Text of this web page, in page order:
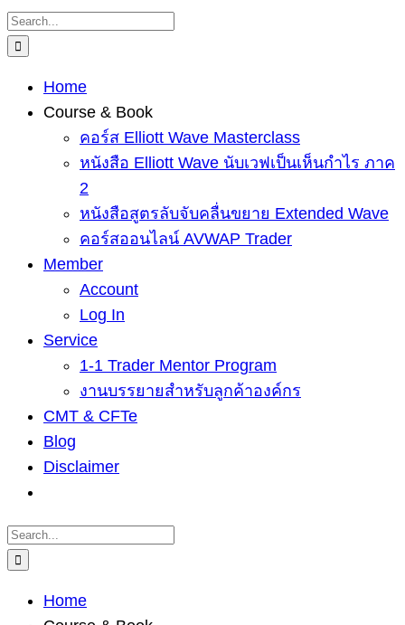
Skip
to
Search
for:
Home
Course & Book
คอร์ส Elliott Wave Masterclass
หนังสือ Elliott Wave นับเวฟเป็นเห็นกำไร ภาค
2
หนังสือสูตรลับจับคลื่นขยาย Extended Wave
คอร์สออนไลน์ AVWAP Trader
Member
Account
Log In
Service
1-1 Trader Mentor Program
งานบรรยายสำหรับลูกค้าองค์กร
CMT & CFTe
Blog
Disclaimer
Search
for:
Home